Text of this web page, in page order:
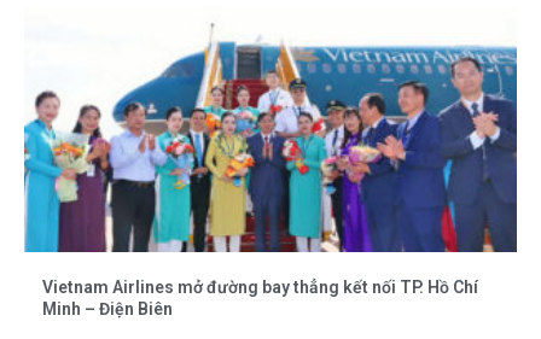
Vietnam Airlines mở đường bay thẳng kết nối TP. Hồ Chí
Minh – Điện Biên